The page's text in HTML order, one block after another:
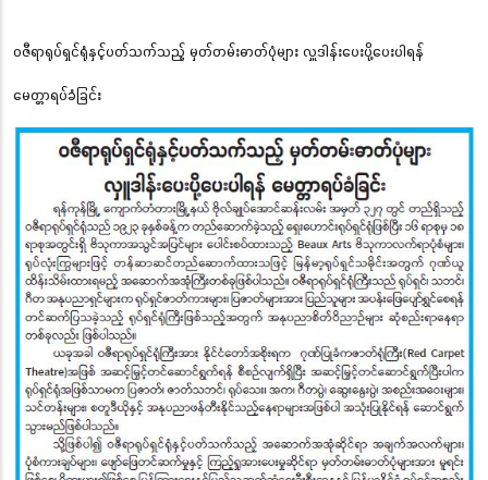
ဝဇီရာရုပ်ရှင်ရုံနှင့်ပတ်သက်သည့် မှတ်တမ်းဓာတ်ပုံများ လှူဒါန်းပေးပို့ပေးပါရန်
မေတ္တာရပ်ခံခြင်း